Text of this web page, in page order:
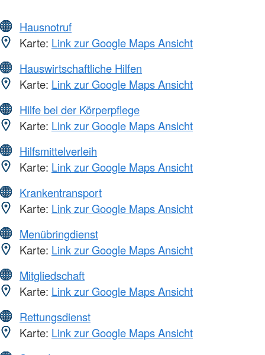
Hausnotruf
Karte: Link zur Google Maps Ansicht
Hauswirtschaftliche Hilfen
Karte: Link zur Google Maps Ansicht
Hilfe bei der Körperpflege
Karte: Link zur Google Maps Ansicht
Hilfsmittelverleih
Karte: Link zur Google Maps Ansicht
Krankentransport
Karte: Link zur Google Maps Ansicht
Menübringdienst
Karte: Link zur Google Maps Ansicht
Mitgliedschaft
Karte: Link zur Google Maps Ansicht
Rettungsdienst
Karte: Link zur Google Maps Ansicht